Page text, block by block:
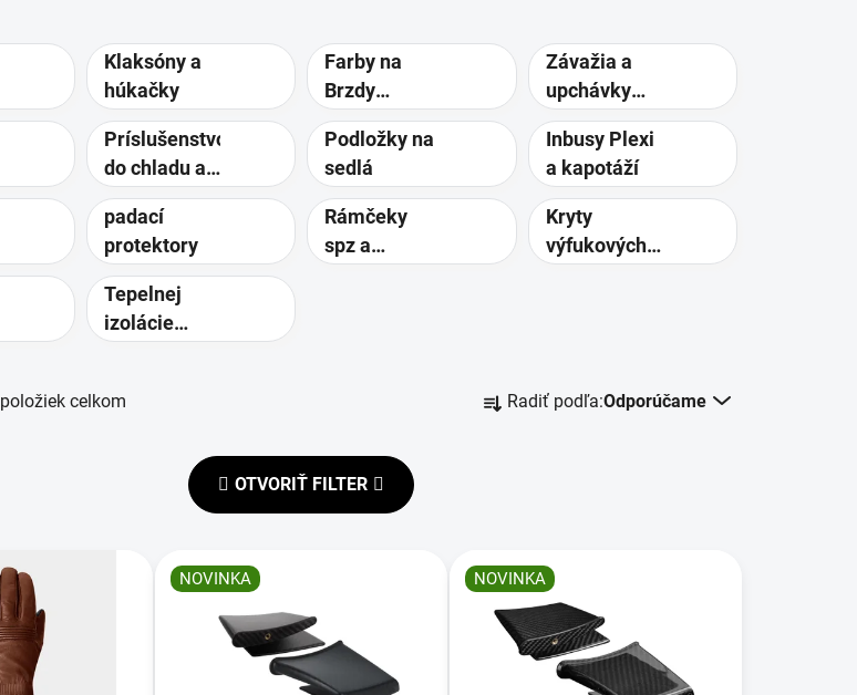
Klaksóny a
húkačky
Farby na
Brzdy
Foliatec
Závažia a
upchávky
riadidiel
Príslušenstvo
do chladu a
dažďa
Podložky na
sedlá
Inbusy Plexi
a kapotáží
padací
protektory
Rámčeky
spz a
Kryty
výfukových
Tepelnej
izolácie
položiek celkom
a
p
Radiť podľa:Odporúčame
OTVORIŤ FILTER
NOVINKA NOVINKA